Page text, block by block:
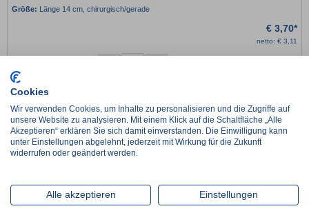
Länge 14 cm, chirurgisch/gerade
€ 3,70*
netto: € 3,11
im Zulauf, Wiederbeschaffungszeit ca. 1 Woche
Artikel wird auftragsbezogen für Sie beschafft, Lieferzeit nach Absprache
Peha Kocherklemme, chirurgisch gerade,
aus mattem, gebürstetem
Stahl
Cookies
Wir verwenden Cookies, um Inhalte zu personalisieren und die Zugriffe auf
unsere Website zu analysieren. Mit einem Klick auf die Schaltfläche „Alle
Akzeptieren“ erklären Sie sich damit einverstanden. Die Einwilligung kann
unter Einstellungen abgelehnt, jederzeit mit Wirkung für die Zukunft
widerrufen oder geändert werden.
Alle akzeptieren Einstellungen